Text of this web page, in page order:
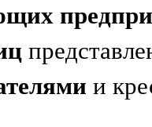
и